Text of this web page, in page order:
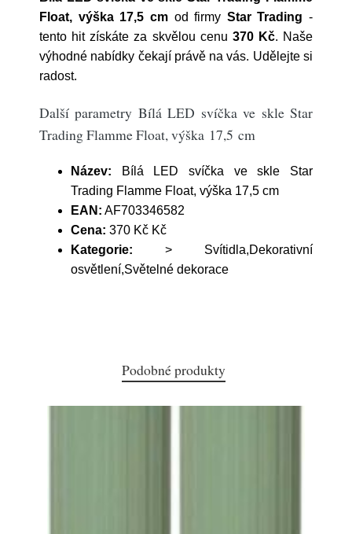
Float, výška 17,5 cmod firmy Star Trading -
tento hit získáte za skvělou cenu 370 Kč. Naše
výhodné nabídky čekají právě na vás. Udělejte si
radost.
Další parametry Bílá LED svíčka ve skle Star
Trading Flamme Float, výška 17,5 cm
Název: Bílá LED svíčka ve skle Star
Trading Flamme Float, výška 17,5 cm
EAN: AF703346582
Cena: 370 Kč Kč
Kategorie: > Svítidla,Dekorativní
osvětlení,Světelné dekorace
Podobné produkty